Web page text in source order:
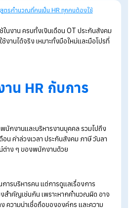
วมสูตรคำนวณที่คนเป็น HR ทุกคนต้องใช้
งใช้ในงาน ครบทั้งเงินเดือน OTประกันสั
ย ใช้งานได้จริง เหมาะทั้งมือใหม่และมือโป
งาน HR กับการ